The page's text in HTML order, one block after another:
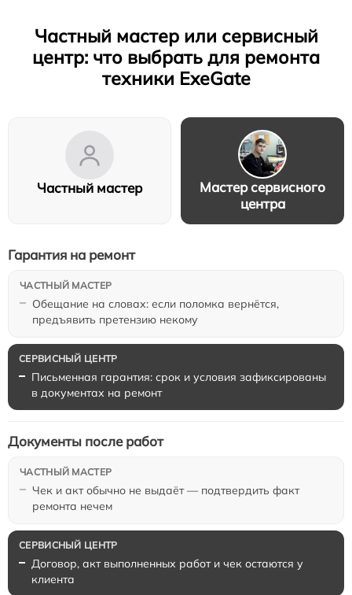
Частный мастер или сервисный
центр: что выбрать для ремонта
техники ExeGate
Частный мастер
Мастер сервисного
центра
Обещание на словах: если поломка вернётся,
предъявить претензию некому
Гарантия на ремонт
Письменная гарантия: срок и условия зафиксированы
в документах на ремонт
Чек и акт обычно не выдаёт — подтвердить факт
ремонта нечем
Документы после работ
Договор, акт выполненных работ и чек остаются у
клиента